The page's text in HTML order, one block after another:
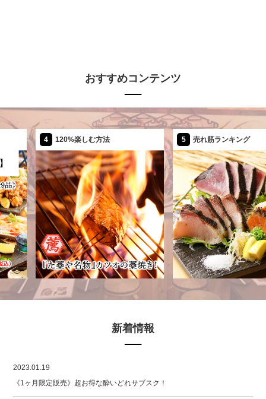
おすすめコンテンツ
120%楽しむ方法 売れ筋ランキング
新着情報
2023.01.19
《1ヶ月限定販売》超お得な酔いどれサブスク！